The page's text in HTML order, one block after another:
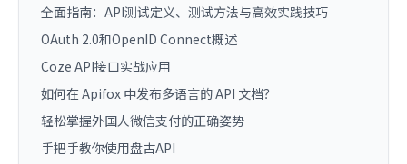
全面指南：API测试定义、测试方法与高效实践技巧
OAuth 2.0和OpenID Connect概述
Coze API接口实战应用
如何在 Apifox 中发布多语言的 API 文档？
轻松掌握外国人微信支付的正确姿势
手把手教你使用盘古API